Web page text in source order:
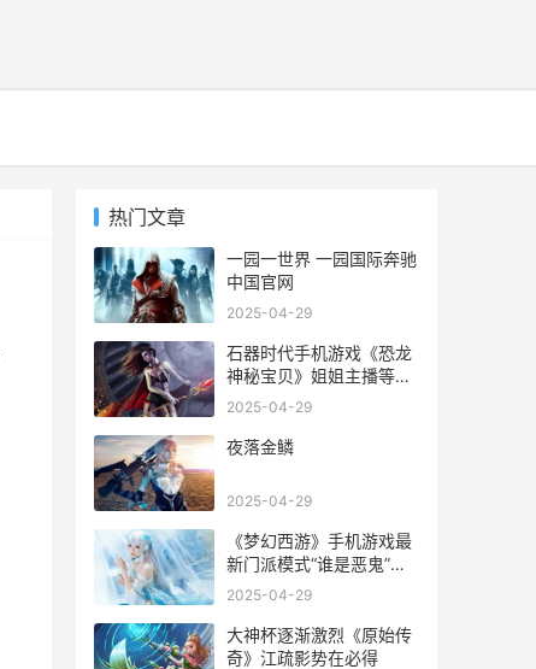
热门文章
一园一世界 一园国际奔驰
中国官网
2025-04-29
石器时代手机游戏《恐龙
神秘宝贝》姐姐主播等你
来 石器时代手机版奔驰中
2025-04-29
夜落金鳞
2025-04-29
《梦幻西游》手机游戏最
新门派模式“谁是恶鬼”正
式上线 梦幻西游手游官方
2025-04-29
大神杯逐渐激烈《原始传
奇》江疏影势在必得